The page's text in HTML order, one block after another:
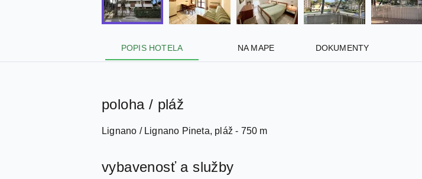
POPIS HOTELA NA MAPE DOKUMENTY
poloha / pláž
vybavenosť a služby